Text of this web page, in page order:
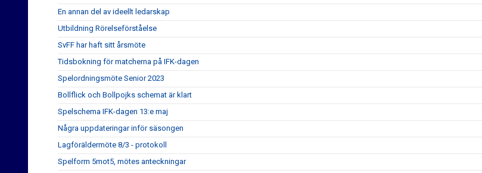
En annan del av ideellt ledarskap
Utbildning Rörelseförståelse
SvFF har haft sitt årsmöte
Tidsbokning för matcherna på IFK-dagen
Spelordningsmöte Senior 2023
Bollflick och Bollpojks schemat är klart
Spelschema IFK-dagen 13:e maj
Några uppdateringar inför säsongen
Lagföräldermöte 8/3 - protokoll
Spelform 5mot5, mötes anteckningar